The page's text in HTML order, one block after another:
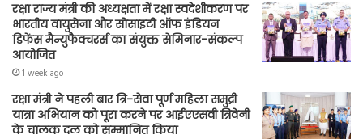
रक्षा राज्य मंत्री की अध्यक्षता में रक्षा स्वदेशीकरण पर
भारतीय वायुसेना और सोसाइटी ऑफ इंडियन
डिफेंस मैन्युफैक्चरर्स का संयुक्त सेमिनार-संकल्प
आयोजित
1 week ago
रक्षा मंत्री ने पहली बार त्रि-सेवा पूर्ण महिला समुद्री
यात्रा अभियान को पूरा करने पर आईएएसवी त्रिवेनी
के चालक दल को सम्मानित किया